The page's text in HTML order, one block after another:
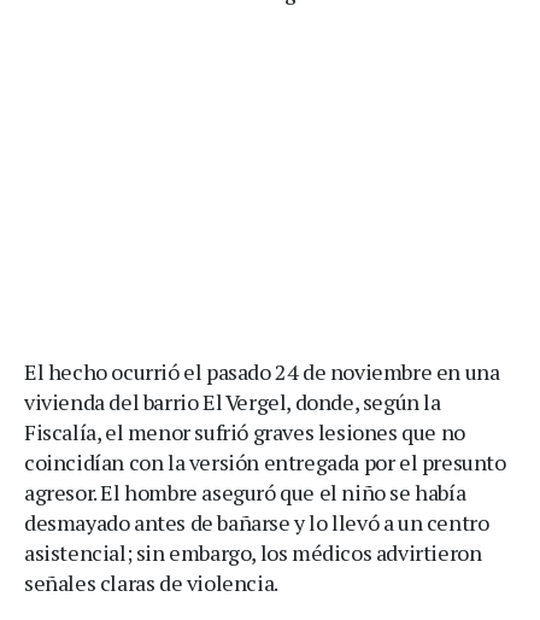
El hecho ocurrió el pasado 24 de noviembre en una
vivienda del barrio El Vergel, donde, según la
Fiscalía, el menor sufrió graves lesiones que no
coincidían con la versión entregada por el presunto
agresor. El hombre aseguró que el niño se había
desmayado antes de bañarse y lo llevó a un centro
asistencial; sin embargo, los médicos advirtieron
señales claras de violencia.